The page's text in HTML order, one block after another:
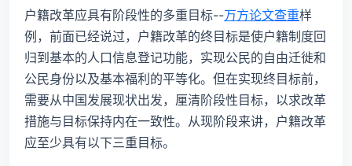
户籍改革应具有阶段性的多重目标--万方论文查重样
例，前面已经说过，户籍改革的终目标是使户籍制度回
归到基本的人口信息登记功能，实现公民的自由迁徙和
公民身份以及基本福利的平等化。但在实现终目标前，
需要从中国发展现状出发，厘清阶段性目标，以求改革
措施与目标保持内在一致性。从现阶段来讲，户籍改革
应至少具有以下三重目标。